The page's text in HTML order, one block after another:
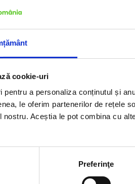
cookie-uri
pentru a personaliza conținutul și
le oferim partenerilor de rețele
nostru. Aceștia le pot combina cu
Preferinţe
și beneficii
de beneficii precum
de vacanță, fac din
din
pachete de relocare, iar
și ghidare. Acestea includ
ușurând integrarea într-o țară
muncă flexibil și
și cea
și posibilitatea de a lucra de